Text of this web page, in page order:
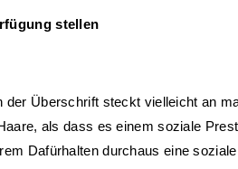
stellen
der Überschrift steckt vielleicht an
als dass es einem soziale
Dafürhalten durchaus eine